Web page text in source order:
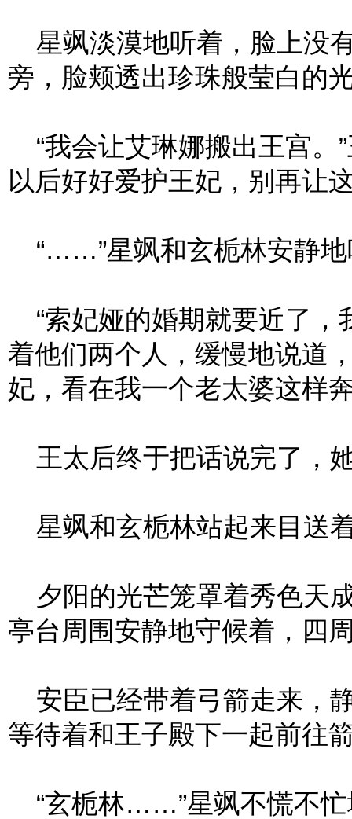
星飒淡漠地听着，脸上没
旁，脸颊透出珍珠般莹白的
“我会让艾琳娜搬出王宫。
以后好好爱护王妃，别再让
“……”星飒和玄栀林安静地
“索妃娅的婚期就要近了，
着他们两个人，缓慢地说道
妃，看在我一个老太婆这样
王太后终于把话说完了，
星飒和玄栀林站起来目送
夕阳的光芒笼罩着秀色天
亭台周围安静地守候着，四
安臣已经带着弓箭走来，
等待着和王子殿下一起前往
“玄栀林……”星飒不慌不忙